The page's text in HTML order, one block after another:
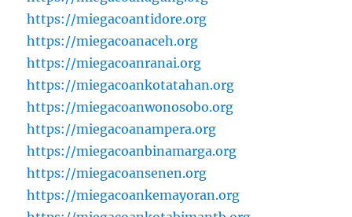
https://miegacoantidore.org
https://miegacoanaceh.org
https://miegacoanranai.org
https://miegacoankotatahan.org
https://miegacoanwonosobo.org
https://miegacoanampera.org
https://miegacoanbinamarga.org
https://miegacoansenen.org
https://miegacoankemayoran.org